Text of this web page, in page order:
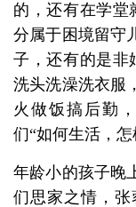
的，还有在学堂
分属于困境留守
子，还有的是非
洗头洗澡洗衣服
火做饭搞后勤
们“如何生活，怎
年龄小的孩子晚
们思家之情，